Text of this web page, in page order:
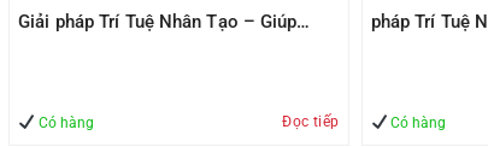
Giải pháp Trí Tuệ Nhân Tạo – Giúp
Có hàng Đọc tiếp
pháp Trí Tuệ
Có hàng